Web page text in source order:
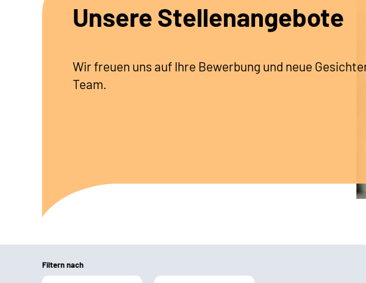
Unsere Stellenangebote
Wir freuen uns auf Ihre Bewerbung und neue
Team.
Filtern nach